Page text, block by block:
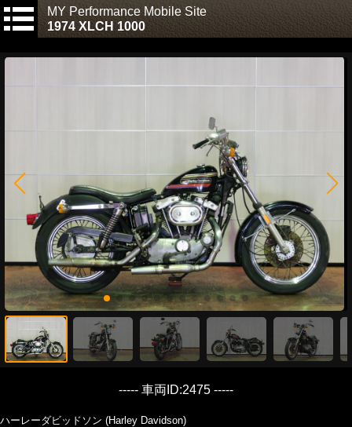
MY Performance Mobile Site
1974 XLCH 1000
----- 車両ID:2475 -----
ハーレーダビッドソン (Harley Davidson)